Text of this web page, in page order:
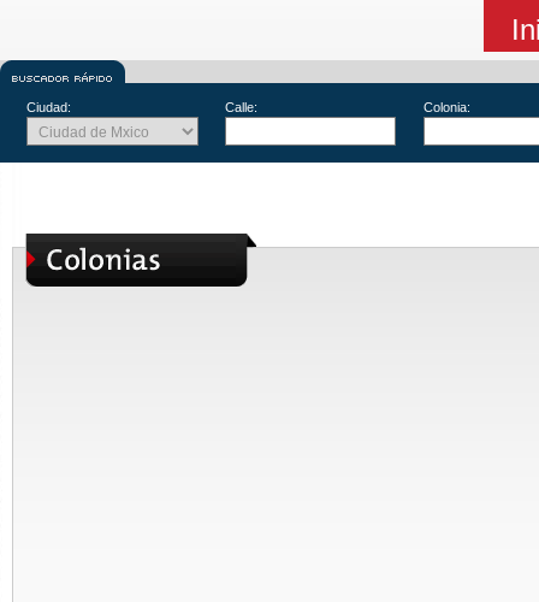
Ciudad: Calle: Colonia: